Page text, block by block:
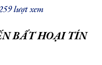
lượt xem
BẤT HOẠI TÍN